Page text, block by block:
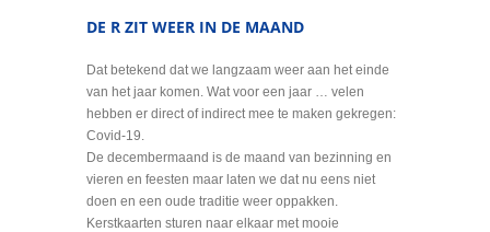
DE R ZIT WEER IN DE MAAND
Dat betekend dat we langzaam weer aan het einde
van het jaar komen. Wat voor een jaar … velen
hebben er direct of indirect mee te maken gekregen:
Covid-19.
De decembermaand is de maand van bezinning en
vieren en feesten maar laten we dat nu eens niet
doen en een oude traditie weer oppakken.
Kerstkaarten sturen naar elkaar met mooie